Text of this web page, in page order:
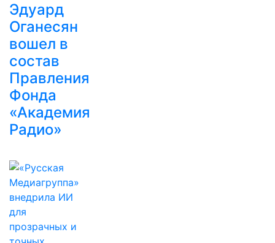
Эдуард
Оганесян
вошел в
состав
Правления
Фонда
«Академия
Радио»